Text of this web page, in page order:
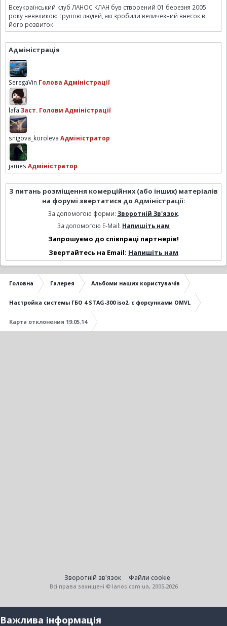
Всеукраїнський клуб ЛАНОС КЛАН був створений 01 березня 2005
року невеликою групою людей, які зробили величезний внесок в
його розвиток.
Адміністрація
SeregaVin Голова Адміністрації
lafa Заст. Голови Адміністрації
snigova_koroleva Адміністратор
james Адміністратор
З питань розміщення комерційних (або інших) матеріалів
на форумі звертатися до Адміністрації:
За допомогою форми: Зворотній Зв'язок.
За допомогою E-Mail: Напишіть нам
Запрошуємо до співпраці партнерів!
Звертайтесь на Email: Напишіть нам
Головна Галерея Альбоми наших користувачів
Настройка системы ГБО 4 STAG-300 iso2, с форсунками OMVL
Карта отклонения 19.05.14
Зворотній зв'язок Файли cookie
Всі права захищені © lanos.com.ua, 2005-2026
Важлива інформація